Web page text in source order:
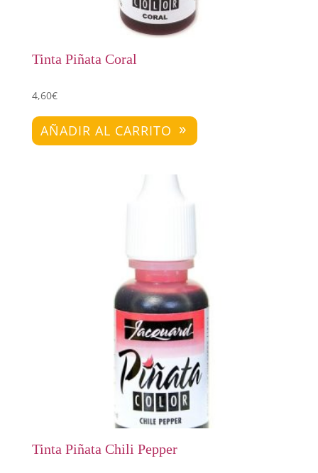
Tinta Piñata Coral
4,60€
AÑADIR AL CARRITO
Tinta Piñata Chili Pepper